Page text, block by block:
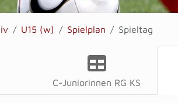
U15 (w) Spielplan Spieltag
C-Juniorinnen RG KS